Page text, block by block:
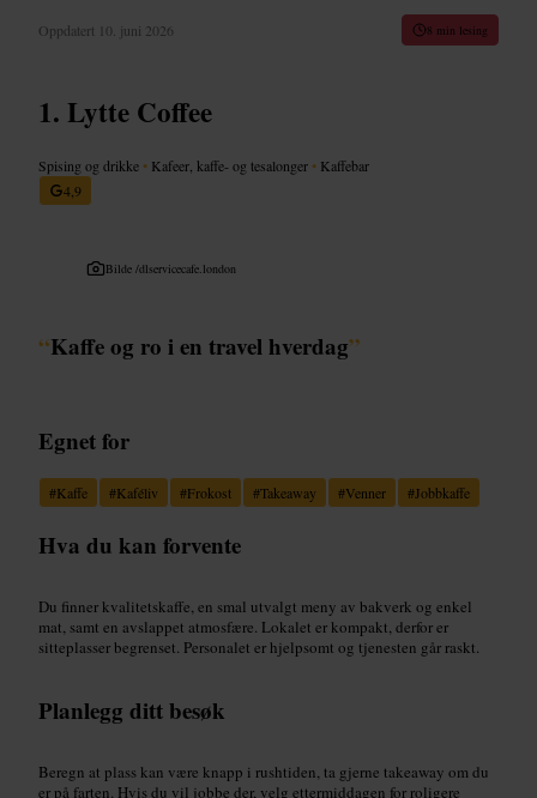
Oppdatert 10. juni 2026 8 min lesing
Lytte Coffee
Spising og drikke • Kafeer, kaffe- og tesalonger • Kaffebar
4,9
Bilde /dlservicecafe.london
“Kaffe og ro i en travel hverdag”
Egnet for
#Kaffe #Kaféliv #Frokost #Takeaway #Venner #Jobbkaffe
Hva du kan forvente
Du finner kvalitetskaffe, en smal utvalgt meny av bakverk og enkel
mat, samt en avslappet atmosfære. Lokalet er kompakt, derfor er
sitteplasser begrenset. Personalet er hjelpsomt og tjenesten går raskt.
Planlegg ditt besøk
Beregn at plass kan være knapp i rushtiden, ta gjerne takeaway om du
er på farten. Hvis du vil jobbe der, velg ettermiddagen for roligere